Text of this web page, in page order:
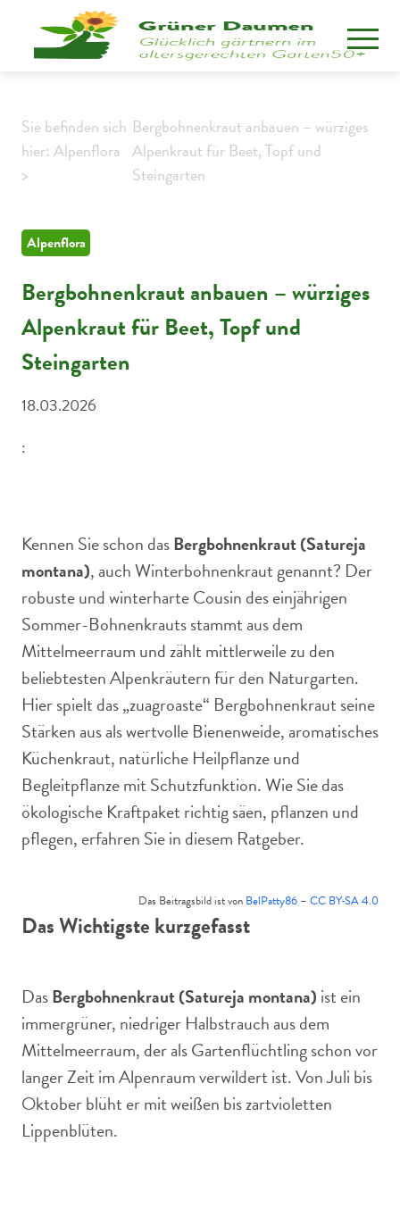
Sie befinden sich
hier: Alpenflora
>
Bergbohnenkraut anbauen – würziges
Alpenkraut für Beet, Topf und
Steingarten
Alpenflora
Bergbohnenkraut anbauen – würziges
Alpenkraut für Beet, Topf und
Steingarten
18.03.2026
:
Kennen Sie schon dasBergbohnenkraut (Satureja
montana), auch Winterbohnenkraut genannt? Der
robuste und winterharte Cousin des einjährigen
Sommer-Bohnenkrauts stammt aus dem
Mittelmeerraum und zählt mittlerweile zu den
beliebtesten Alpenkräutern für den Naturgarten.
Hier spielt das „zuagroaste“ Bergbohnenkraut seine
Stärken aus als wertvolle Bienenweide, aromatisches
Küchenkraut, natürliche Heilpflanze und
Begleitpflanze mit Schutzfunktion. Wie Sie das
ökologische Kraftpaket richtig säen, pflanzen und
pflegen, erfahren Sie in diesem Ratgeber.
Das Beitragsbild ist von BelPatty86 – CC BY-SA 4.0
Das Wichtigste kurzgefasst
DasBergbohnenkraut (Satureja montana) ist ein
immergrüner, niedriger Halbstrauch aus dem
Mittelmeerraum, der als Gartenflüchtling schon vor
langer Zeit im Alpenraum verwildert ist. Von Juli bis
Oktober blüht er mit weißen bis zartvioletten
Lippenblüten.